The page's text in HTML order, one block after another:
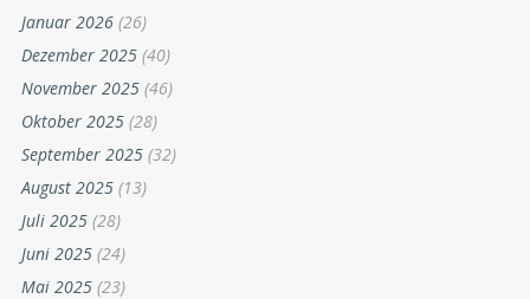
Januar 2026 (26)
Dezember 2025 (40)
November 2025 (46)
Oktober 2025 (28)
September 2025 (32)
August 2025 (13)
Juli 2025 (28)
Juni 2025 (24)
Mai 2025 (23)